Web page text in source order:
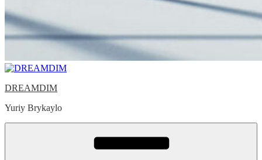
DREAMDIM
Yuriy Brykaylo